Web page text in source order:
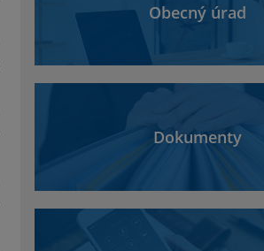
Obecný úrad
Dokumenty